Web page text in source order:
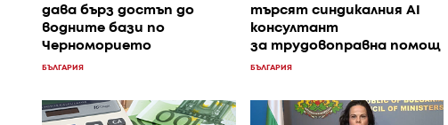
дава бърз достъп до
водните бази по
Черноморието
БЪЛГАРИЯ
търсят синдикалния AI
консултант
за трудовоправна помощ
БЪЛГАРИЯ